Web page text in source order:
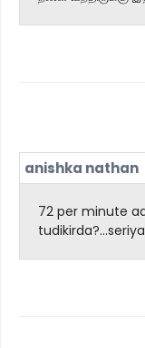
anishka nathan
72 per minute